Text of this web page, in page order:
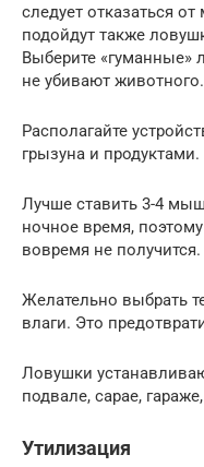
следует отказаться
подойдут также
Выберите «гуманные»
не убивают животного.
Располагайте
грызуна и продуктами.
Лучше ставить 3-4
ночное время,
вовремя не получится.
Желательно выбрать
влаги. Это
Ловушки
подвале, сарае, гараже,
Утилизация